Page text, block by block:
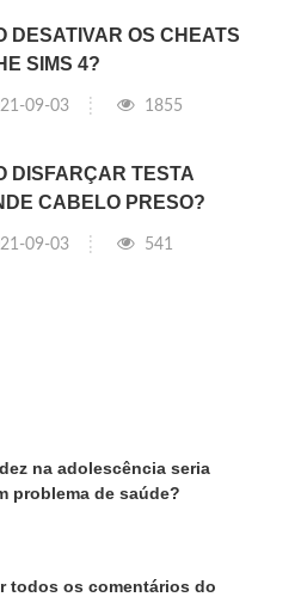
DESATIVAR OS CHEATS
SIMS 4?
09-03 1855
DISFARÇAR TESTA
CABELO PRESO?
09-03 541
na adolescência seria
problema de saúde?
todos os comentários do